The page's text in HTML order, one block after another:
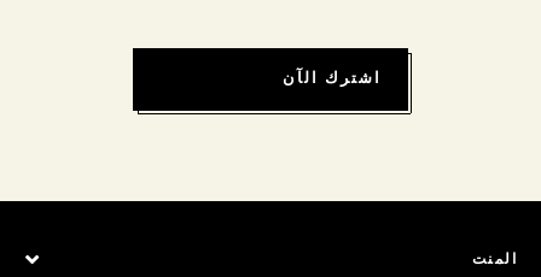
اشترك الآن
المنت